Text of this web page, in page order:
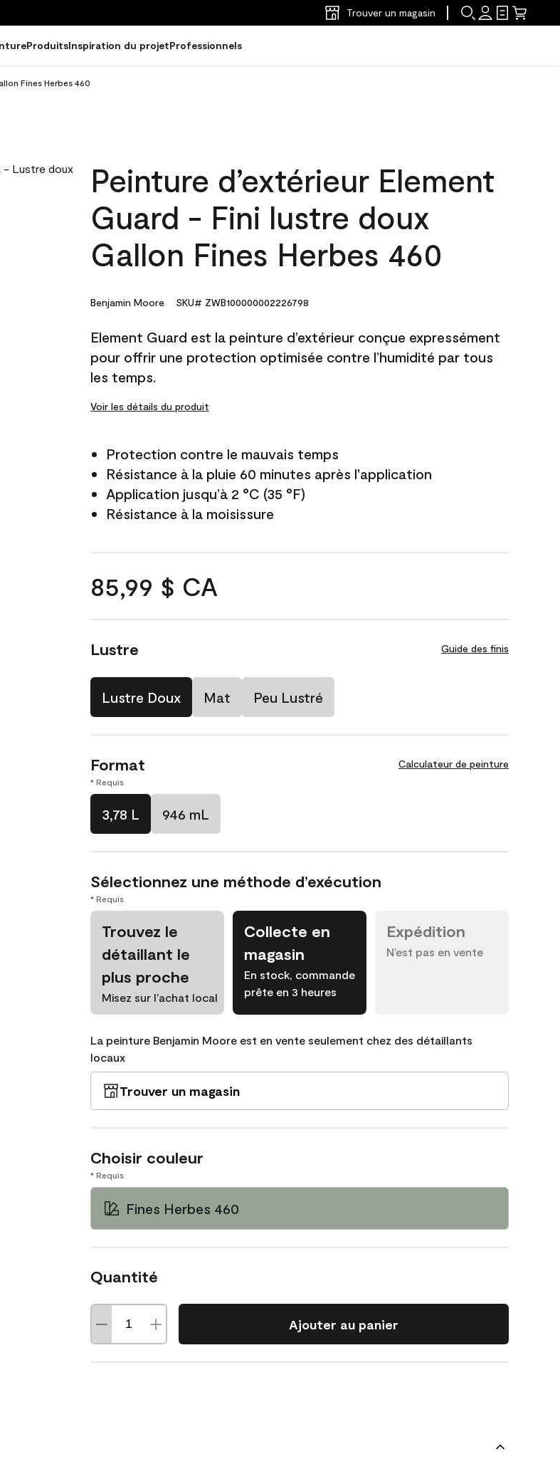
Trouver un magasin
ProduitsInspiration du projetProfessionnels
Fines Herbes 460
Peinture d’extérieur Element
Guard - Fini lustre doux
Gallon Fines Herbes 460
Benjamin Moore SKU# ZWB100000002226798
Element Guard est la peinture d’extérieur conçue expressément
pour offrir une protection optimisée contre l’humidité par tous
les temps.
Voir les détails du produit
Protection contre le mauvais temps
Résistance à la pluie 60 minutes après l'application
Application jusqu’à 2 °C (35 °F)
Résistance à la moisissure
85,99 $ CA
Lustre Guide des finis
Lustre Doux Mat Peu Lustré
Format Calculateur de peinture
* Requis
3,78 L 946 mL
Sélectionnez une méthode d’exécution
* Requis
Trouvez le
détaillant le
plus proche
Misez sur l’achat local
Collecte en
magasin
En stock, commande
prête en 3 heures
Expédition
N’est pas en vente
La peinture Benjamin Moore est en vente seulement chez des détaillants
locaux
Trouver un magasin
Choisir couleur
* Requis
Fines Herbes 460
Quantité
Ajouter au panier